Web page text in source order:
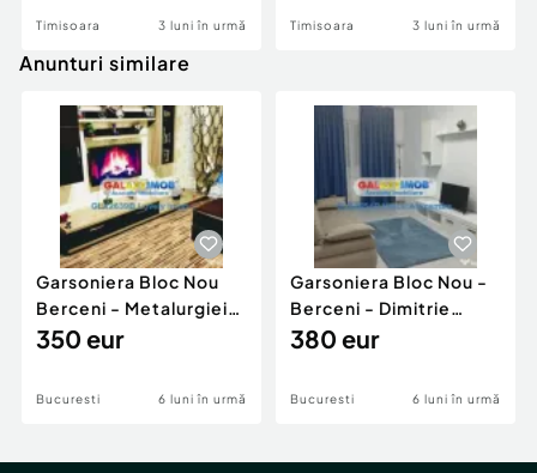
Timisoara 3 luni în urmă Timisoara 3 luni în urmă
Anunturi similare
Garsoniera Bloc Nou
Berceni - Metalurgiei
Park - Postalionul
350 eur
Bucuresti 6 luni în urmă
Garsoniera Bloc Nou -
Berceni - Dimitrie
Leonida
380 eur
Bucuresti 6 luni în urmă